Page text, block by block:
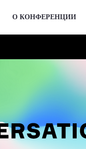
О КОНФЕРЕНЦИИ